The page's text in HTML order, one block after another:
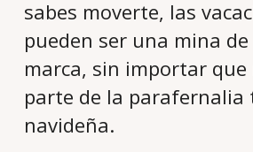
sabes moverte, las
pueden ser una mina
marca, sin importar
parte de la parafernalia
navideña.